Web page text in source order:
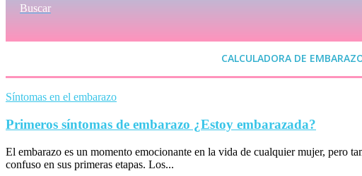
Buscar
CALCULADORA DE
Síntomas en el embarazo
Primeros síntomas de embarazo ¿Estoy embarazada?
El embarazo es un momento emocionante en la vida de cualquier mujer, pero
confuso en sus primeras etapas. Los...